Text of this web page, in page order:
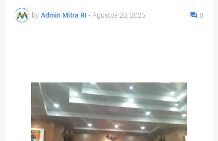
by Admin Mitra RI - Agustus 20, 2025 0